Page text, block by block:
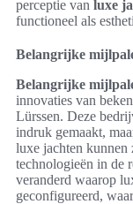
perceptie van luxe
functioneel als
Belangrijke
Belangrijke
innovaties van
Lürssen. Deze
indruk gemaakt,
luxe jachten
technologieën in de
veranderd waarop
geconfigureerd,